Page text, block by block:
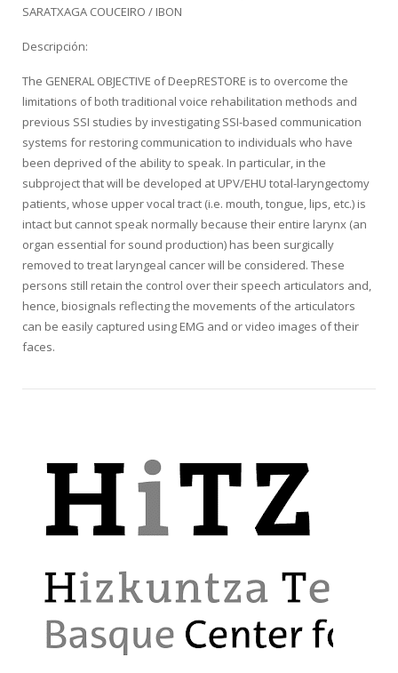
SARATXAGA COUCEIRO / IBON
Descripción:
The GENERAL OBJECTIVE of DeepRESTORE is to overcome the
limitations of both traditional voice rehabilitation methods and
previous SSI studies by investigating SSI-based communication
systems for restoring communication to individuals who have
been deprived of the ability to speak. In particular, in the
subproject that will be developed at UPV/EHU total-laryngectomy
patients, whose upper vocal tract (i.e. mouth, tongue, lips, etc.) is
intact but cannot speak normally because their entire larynx (an
organ essential for sound production) has been surgically
removed to treat laryngeal cancer will be considered. These
persons still retain the control over their speech articulators and,
hence, biosignals reflecting the movements of the articulators
can be easily captured using EMG and or video images of their
faces.